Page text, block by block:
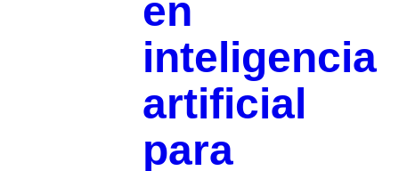
en
inteligencia
artificial
para